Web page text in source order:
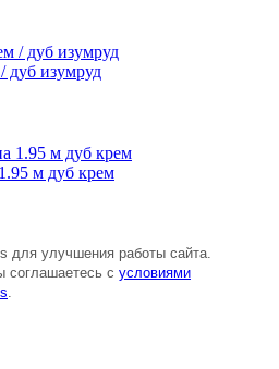
дуб изумруд
м дуб крем
улучшения работы сайта.
соглашаетесь с условиями